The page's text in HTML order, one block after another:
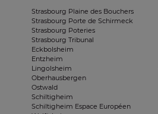
Strasbourg Plaine des Bouchers
Strasbourg Porte de Schirmeck
Strasbourg Poteries
Strasbourg Tribunal
Eckbolsheim
Entzheim
Lingolsheim
Oberhausbergen
Ostwald
Schiltigheim
Schiltigheim Espace Européen